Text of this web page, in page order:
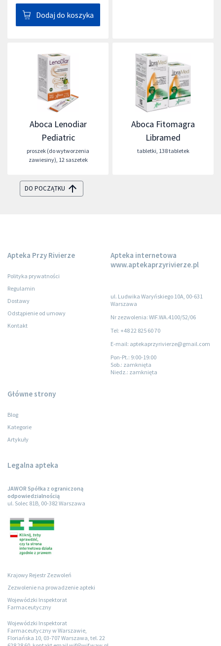
Dodaj do koszyka
Aboca Lenodiar
Pediatric
proszek (do wytworzenia
zawiesiny), 12 saszetek
Aboca Fitomagra
Libramed
tabletki, 138 tabletek
DO POCZĄTKU
Apteka Przy Rivierze
Polityka prywatności
Regulamin
Dostawy
Odstąpienie od umowy
Kontakt
Apteka internetowa
www.aptekaprzyrivierze.pl
ul. Ludwika Waryńskiego 10A, 00-631
Warszawa
Nr zezwolenia: WIF.WA.4100/52/06
Tel: +48 22 825 60 70
E-mail: aptekaprzyrivierze@gmail.com
Pon-Pt.: 9:00-19:00
Sob.: zamknięta
Niedz.: zamknięta
Główne strony
Blog
Kategorie
Artykuły
Legalna apteka
JAWOR Spółka z ograniczoną
odpowiedzialnością
ul. Solec 81B, 00-382 Warszawa
Krajowy Rejestr Zezwoleń
Zezwolenie na prowadzenie apteki
Wojewódzki Inspektorat
Farmaceutyczny
Wojewódzki Inspektorat
Farmaceutyczny w Warszawie,
Floriańska 10, 03-707 Warszawa, tel. 22